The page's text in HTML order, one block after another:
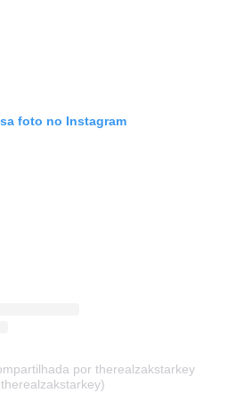
foto no Instagram
por therealzakstarkey